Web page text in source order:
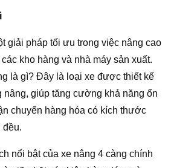
giải pháp tối ưu trong việc nâng cao
kho hàng và nhà máy sản xuất.
là gì? Đây là loại xe được thiết kế
nâng, giúp tăng cường khả năng ổn
chuyển hàng hóa có kích thước
đều.
nổi bật của xe nâng 4 càng chính